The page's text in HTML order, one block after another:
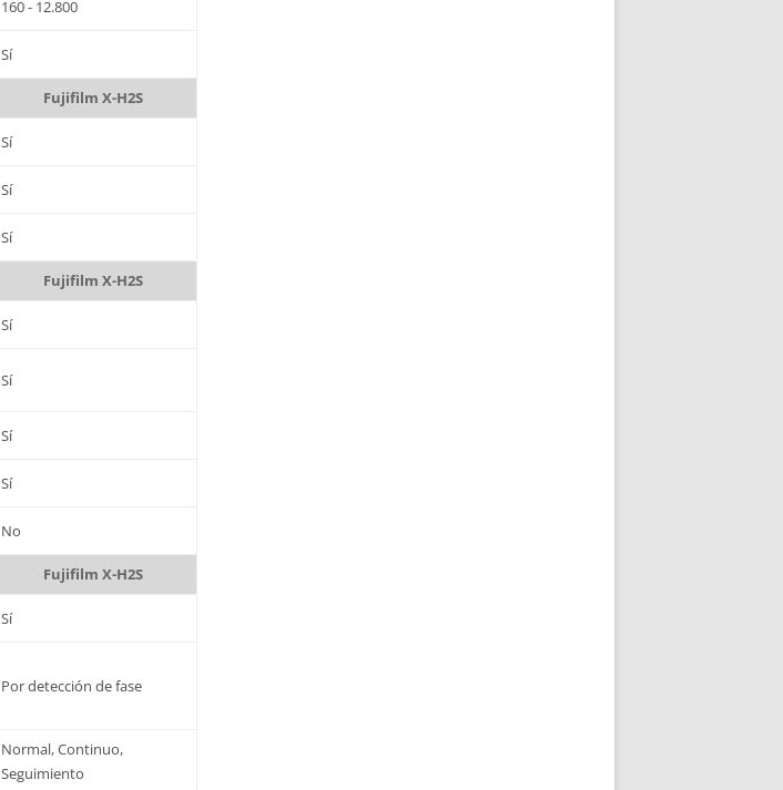
160 - 12.800
Sí
Fujifilm X-H2S
Sí
Sí
Sí
Fujifilm X-H2S
Sí
Sí
Sí
Sí
No
Fujifilm X-H2S
Sí
Por detección de fase
Normal, Continuo,
Seguimiento